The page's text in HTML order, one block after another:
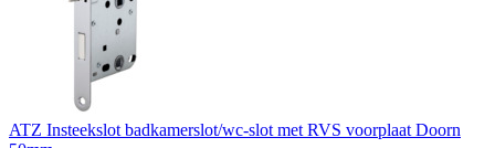
ATZ Insteekslot badkamerslot/wc-slot met RVS voorplaat Doorn